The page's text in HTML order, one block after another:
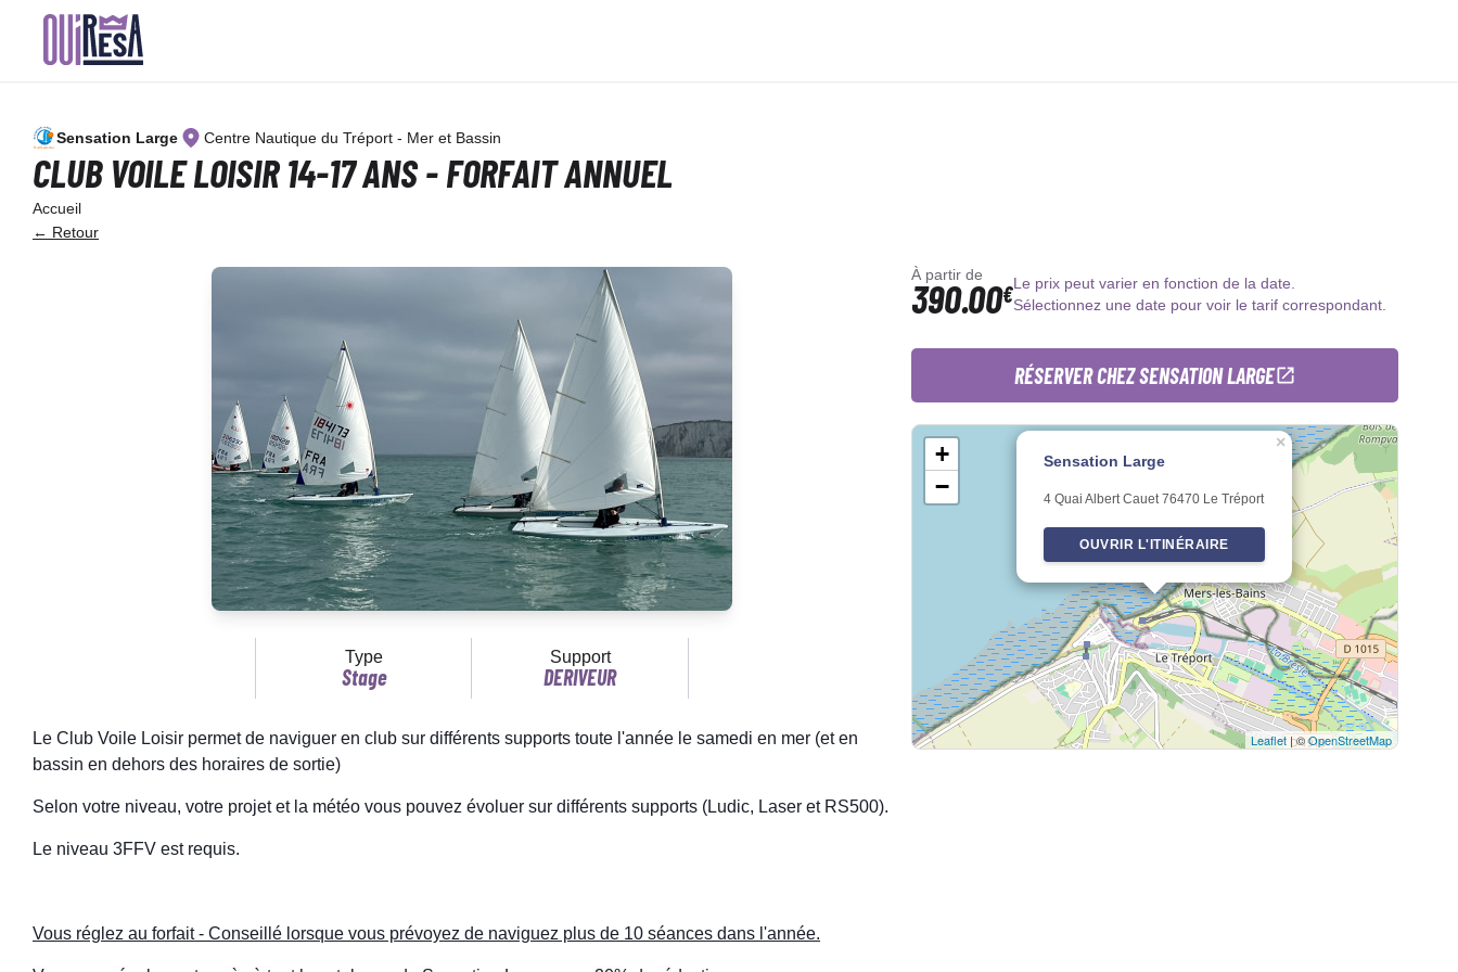
principalSensation Large Centre Nautique du Tréport - Mer et Bassin
CLUB VOILE LOISIR 14-17 ANS - FORFAIT ANNUEL
Accueil
← Retour
Type
Stage
Support
DERIVEUR
Le Club Voile Loisir permet de naviguer en club sur différents supports toute l'année le samedi en mer (et en
bassin en dehors des horaires de sortie)
Selon votre niveau, votre projet et la météo vous pouvez évoluer sur différents supports (Ludic, Laser et RS500).
Le niveau 3FFV est requis.
Vous réglez au forfait - Conseillé lorsque vous prévoyez de naviguez plus de 10 séances dans l'année.
À partir de
390.00€Le prix peut varier en fonction de la date.
Sélectionnez une date pour voir le tarif correspondant.
RÉSERVER CHEZ SENSATION LARGE
Sensation Large
4 Quai Albert Cauet 76470 Le Tréport
OUVRIR L'ITINÉRAIRE
×
+
−
Leaflet | ©OpenStreetMap